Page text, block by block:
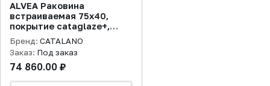
ALVEA Раковина
встраиваемая 75х40,
покрытие cataglaze+,
tortora матовая
Бренд: CATALANO
Заказ: Под заказ
74 860.00 ₽